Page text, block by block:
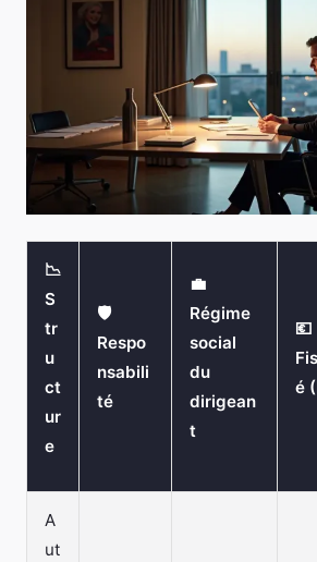
📉
S
tr
u
ct
ur
e
🛡️
Respo
nsabili
té
💼
Régime
social
du
dirigean
t
💶
é
A
ut